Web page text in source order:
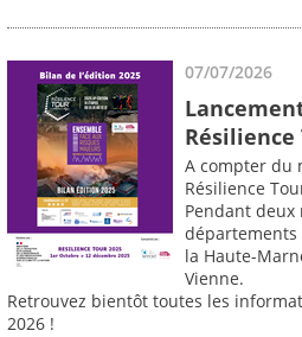
07/07/2026
Résilience
A compter du
Résilience
Pendant
départements
la Haute-
Vienne.
Retrouvez bientôt toutes les
2026 !